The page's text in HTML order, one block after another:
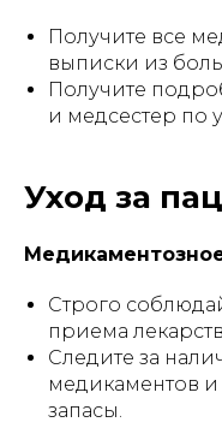
Получите все
выписки из
Получите
и медсестер по
Уход за
Строго
приема лекарств.
Следите за
медикаментов
запасы.